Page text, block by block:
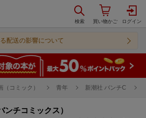
配送の影響について
（コミック） 青年 新潮社 バンチC
ンチコミックス）